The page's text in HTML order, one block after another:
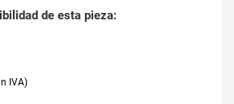
de esta pieza: